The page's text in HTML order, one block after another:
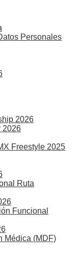
Personales
2026
2026
Freestyle 2025
Ruta
Funcional
Médica (MDF)